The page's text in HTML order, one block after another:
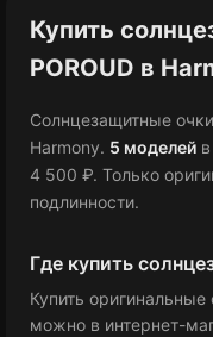
Купить
POROUD в
Солнцезащитные
Harmony. 5 моделей
4 500 ₽. Только
подлинности.
Где купить
Купить
можно в интернет-